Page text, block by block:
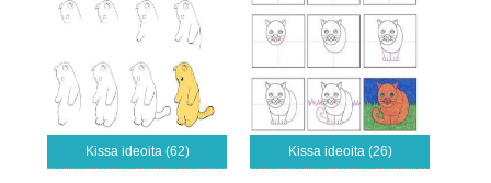
Kissa ideoita (62) Kissa ideoita (26)